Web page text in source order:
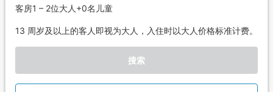
客房1 – 2位大人+0名儿童
13 周岁及以上的客人即视为大人，入住时以大人价格标准计费。
搜索